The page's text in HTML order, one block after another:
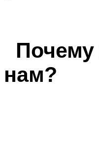
Почему
нам?